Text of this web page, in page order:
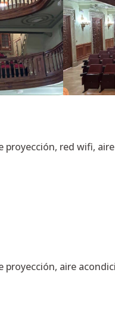
proyección, red wifi,
proyección, aire